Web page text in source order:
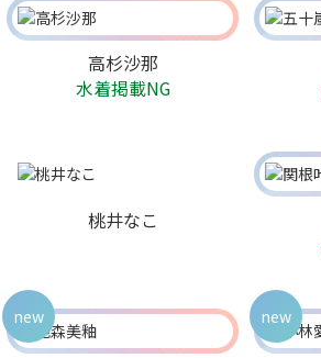
高杉沙那
水着掲載NG
桃井なこ
new new